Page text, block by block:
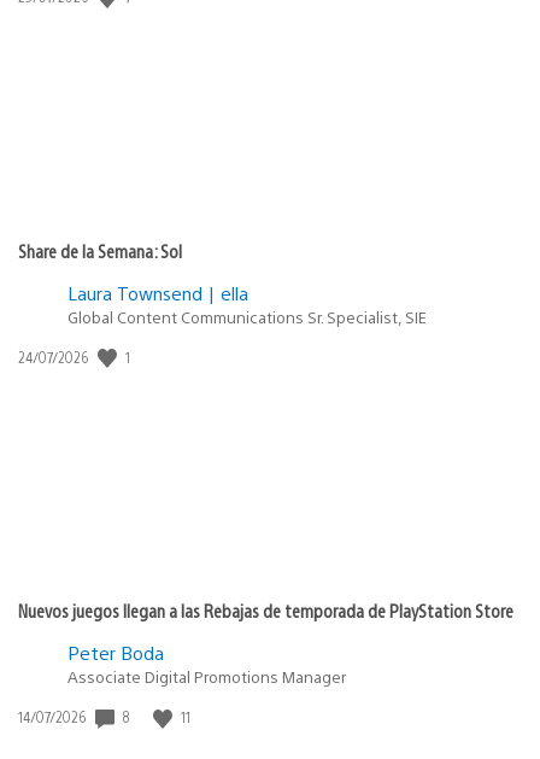
Share de la Semana: Sol
Laura Townsend | ella
Global Content Communications Sr. Specialist, SIE
Fecha
24/07/2026 1
Nuevos juegos llegan a las Rebajas de temporada de PlayStation Store
Peter Boda
Associate Digital Promotions Manager
Fecha
14/07/2026 8 11